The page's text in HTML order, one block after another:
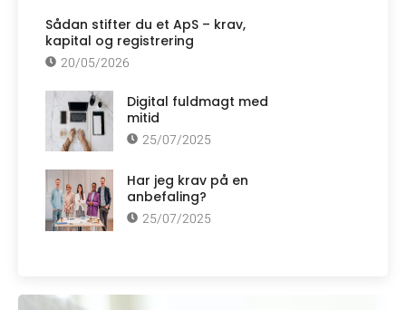
Sådan stifter du et ApS – krav,
kapital og registrering
20/05/2026
Digital fuldmagt med
mitid
25/07/2025
Har jeg krav på en
anbefaling?
25/07/2025